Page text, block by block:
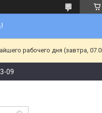
рабочего дня (завтра,
09